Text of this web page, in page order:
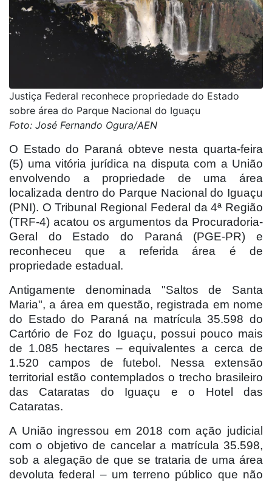
Justiça Federal reconhece propriedade do Estado
sobre área do Parque Nacional do Iguaçu
Foto: José Fernando Ogura/AEN
O Estado do Paraná obteve nesta quarta-feira
(5) uma vitória jurídica na disputa com a União
envolvendo a propriedade de uma área
localizada dentro do Parque Nacional do Iguaçu
(PNI). O Tribunal Regional Federal da 4ª Região
(TRF-4) acatou os argumentos da Procuradoria-
Geral do Estado do Paraná (PGE-PR) e
reconheceu que a referida área é de
propriedade estadual.
Antigamente denominada "Saltos de Santa
Maria", a área em questão, registrada em nome
do Estado do Paraná na matrícula 35.598 do
Cartório de Foz do Iguaçu, possui pouco mais
de 1.085 hectares – equivalentes a cerca de
1.520 campos de futebol. Nessa extensão
territorial estão contemplados o trecho brasileiro
das Cataratas do Iguaçu e o Hotel das
Cataratas.
A União ingressou em 2018 com ação judicial
com o objetivo de cancelar a matrícula 35.598,
sob a alegação de que se trataria de uma área
devoluta federal – um terreno público que não